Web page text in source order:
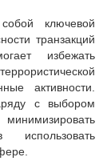
ключевой
транзакций
избежать
активности.
с выбором
использовать